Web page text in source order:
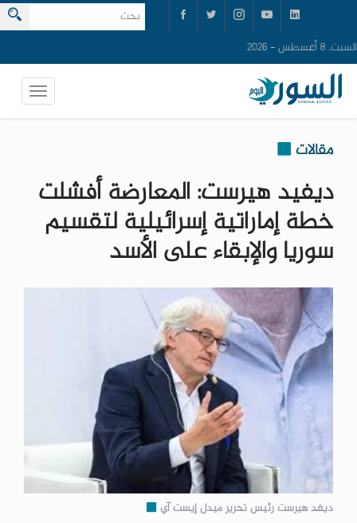
السبت, 8 أغسطس - 2026
مقالات
ديفيد هيرست: المعارضة أفشلت
خطة إماراتية إسرائيلية لتقسيم
سوريا والإبقاء على الأسد
ديفد هيرست رئيس تحرير ميدل إيست آي